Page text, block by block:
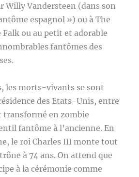
Willy Vandersteen (dans son
espagnol ») ou à The
Falk ou au petit et adorable
fantômes des
les morts-vivants se sont
des Etats-Unis, entre
en zombie
fantôme à l’ancienne. En
le roi Charles III monte tout
à 74 ans. On attend que
à la cérémonie comme